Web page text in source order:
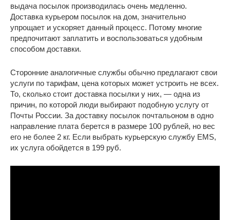
выдача посылок производилась очень медленно.
Доставка курьером посылок на дом, значительно
упрощает и ускоряет данный процесс. Потому многие
предпочитают заплатить и воспользоваться удобным
способом доставки.
Сторонние аналогичные службы обычно предлагают свои
услуги по тарифам, цена которых может устроить не всех.
То, сколько стоит доставка посылки у них, — одна из
причин, по которой люди выбирают подобную услугу от
Почты России. За доставку посылок почтальоном в одно
направление плата берется в размере 100 рублей, но вес
его не более 2 кг. Если выбрать курьерскую службу EMS,
их услуга обойдется в 199 руб.